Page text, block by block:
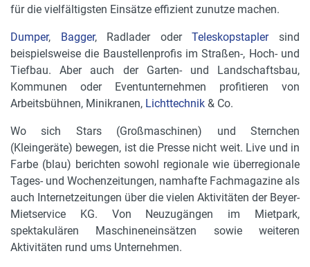
für die vielfältigsten Einsätze effizient zunutze machen.
Dumper, Bagger, Radlader oderTeleskopstaplersind
beispielsweise die Baustellenprofis im Straßen-, Hoch- und
Tiefbau. Aber auch der Garten- und Landschaftsbau,
Kommunen oder Eventunternehmen profitieren von
Arbeitsbühnen, Minikranen, Lichttechnik & Co.
Wo sich Stars (Großmaschinen) und Sternchen
(Kleingeräte) bewegen, ist die Presse nicht weit. Live und in
Farbe (blau) berichten sowohl regionale wie überregionale
Tages- und Wochenzeitungen, namhafte Fachmagazine als
auch Internetzeitungen über die vielen Aktivitäten der Beyer-
Mietservice KG. Von Neuzugängen im Mietpark,
spektakulären Maschineneinsätzen sowie weiteren
Aktivitäten rund ums Unternehmen.